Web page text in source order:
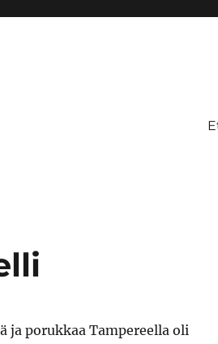
ja porukkaa Tampereella oli